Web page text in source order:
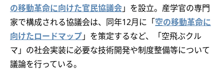
の移動革命に向けた官民協議会」を設立。産学官の専門
家で構成される協議会は、同年12月に「空の移動革命に
向けたロードマップ」を策定するなど、「空飛ぶクル
マ」の社会実装に必要な技術開発や制度整備等について
議論を行っている。